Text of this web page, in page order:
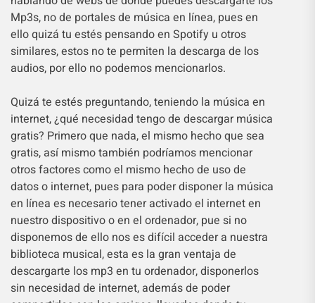
Mp3s, no de portales de música en línea, pues en
ello quizá tu estés pensando en Spotify u otros
similares, estos no te permiten la descarga de los
audios, por ello no podemos mencionarlos.
Quizá te estés preguntando, teniendo la música en
internet, ¿qué necesidad tengo de descargar música
gratis? Primero que nada, el mismo hecho que sea
gratis, así mismo también podríamos mencionar
otros factores como el mismo hecho de uso de
datos o internet, pues para poder disponer la música
en línea es necesario tener activado el internet en
nuestro dispositivo o en el ordenador, pue si no
disponemos de ello nos es difícil acceder a nuestra
biblioteca musical, esta es la gran ventaja de
descargarte los mp3 en tu ordenador, disponerlos
sin necesidad de internet, además de poder